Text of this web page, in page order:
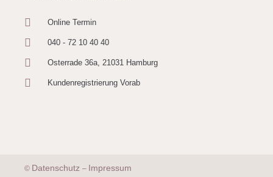
Online Termin
040 - 72 10 40 40
Osterrade 36a, 21031 Hamburg
Kundenregistrierung Vorab
© Datenschutz – Impressum